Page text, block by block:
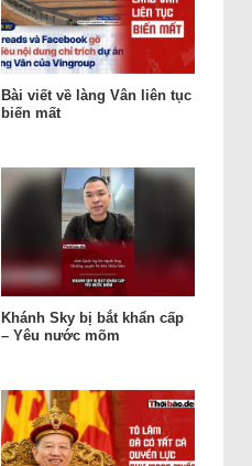
Bài viết về làng Vân liên tục
biến mất
Khánh Sky bị bắt khẩn cấp
– Yêu nước mõm